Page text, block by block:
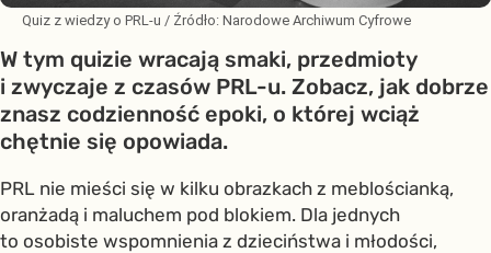
Quiz z wiedzy o PRL-u / Źródło: Narodowe Archiwum Cyfrowe
W tym quizie wracają smaki, przedmioty
i zwyczaje z czasów PRL-u. Zobacz, jak dobrze
znasz codzienność epoki, o której wciąż
chętnie się opowiada.
PRL nie mieści się w kilku obrazkach z meblościanką,
oranżadą i maluchem pod blokiem. Dla jednych
to osobiste wspomnienia z dzieciństwa i młodości,